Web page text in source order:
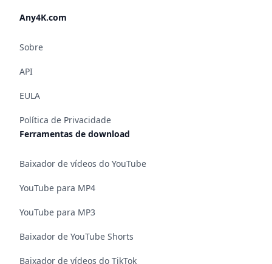
Any4K.com
Sobre
API
EULA
Política de Privacidade
Ferramentas de download
Baixador de vídeos do YouTube
YouTube para MP4
YouTube para MP3
Baixador de YouTube Shorts
Baixador de vídeos do TikTok